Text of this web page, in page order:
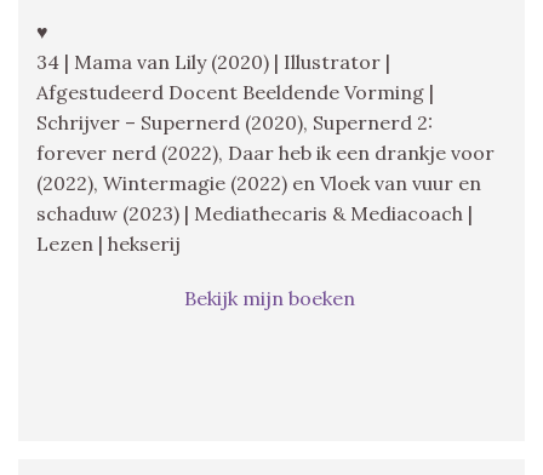
♥
34 | Mama van Lily (2020) | Illustrator |
Afgestudeerd Docent Beeldende Vorming |
Schrijver – Supernerd (2020), Supernerd 2:
forever nerd (2022), Daar heb ik een drankje voor
(2022), Wintermagie (2022) en Vloek van vuur en
schaduw (2023) | Mediathecaris & Mediacoach |
Lezen | hekserij
Bekijk mijn boeken